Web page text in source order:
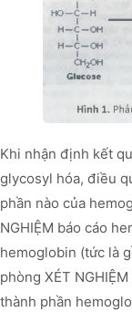
Khi nhận định kết
glycosyl hóa, điều
phần nào của
NGHIỆM báo cáo
hemoglobin (tức là
phòng XÉT
thành phần